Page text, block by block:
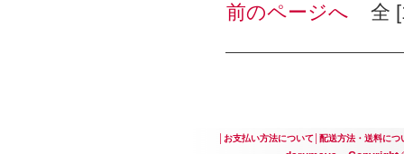
前のページへ 全
お支払い方法について│ 配送方法・送料につ